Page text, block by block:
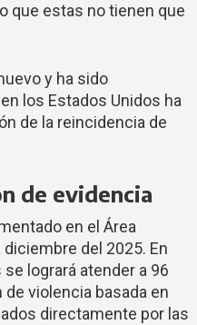
que estas no tienen que
y ha sido
los Estados Unidos ha
de la reincidencia de
de evidencia
en el Área
del 2025. En
logrará atender a 96
violencia basada en
directamente por las